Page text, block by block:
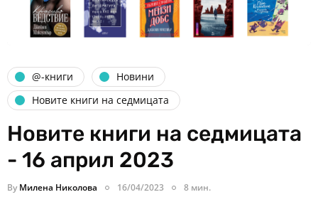
@-книги
Новини
Новите книги на седмицата
Новите книги на седмицата
- 16 април 2023
By Милена Николова 16/04/2023 8 мин.